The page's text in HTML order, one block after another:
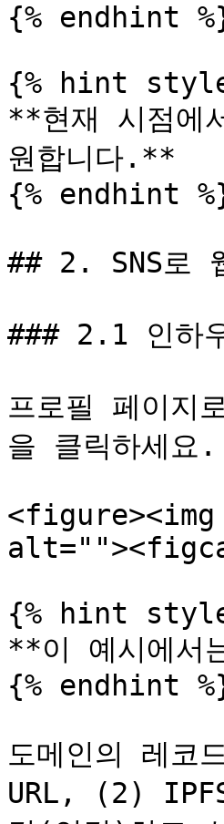
{% endhint
{% hint
**현재 시점에
원합니다.**
{% endhint
## 2. SNS로
### 2.1 인하
프로필 페이
을 클릭하세요.
{% hint
**이 예시에
{% endhint
도메인의 레코
URL, (2)